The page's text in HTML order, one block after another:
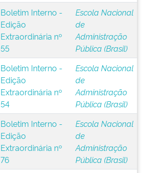
Boletim Interno -
Edição
Extraordinária nº
55
Escola Nacional
de
Administração
Pública (Brasil)
Boletim Interno -
Edição
Extraordinária nº
54
Escola Nacional
de
Administração
Pública (Brasil)
Boletim Interno -
Edição
Extraordinária nº
76
Escola Nacional
de
Administração
Pública (Brasil)